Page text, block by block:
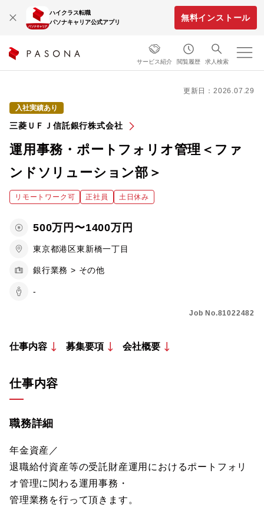
ハイクラス転職
パソナキャリア公式アプリ
無料インストール
サービス紹介 閲覧履歴 求人検索
更新日：2026.07.29
入社実績あり
三菱ＵＦＪ信託銀行株式会社
運用事務・ポートフォリオ管理＜ファ
ンドソリューション部＞
リモートワーク可 正社員 土日休み
500万円〜1400万円
東京都港区東新橋一丁目
銀行業務 > その他
-
Job No.81022482
仕事内容 募集要項 会社概要
仕事内容
職務詳細
年金資産／
退職給付資産等の受託財産運用におけるポートフォリ
オ管理に関わる運用事務・
管理業務を行って頂きます。